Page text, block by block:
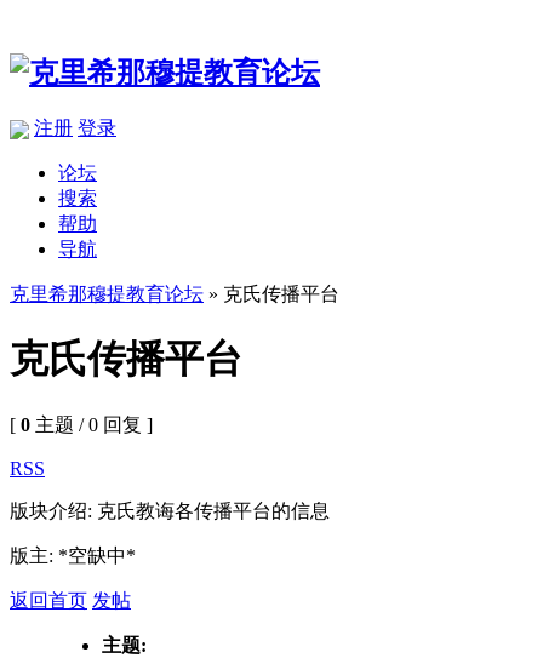
注册 登录
论坛
搜索
帮助
导航
克里希那穆提教育论坛 » 克氏传播平台
克氏传播平台
[ 0 主题 / 0 回复 ]
RSS
版块介绍: 克氏教诲各传播平台的信息
版主: *空缺中*
返回首页 发帖
主题: